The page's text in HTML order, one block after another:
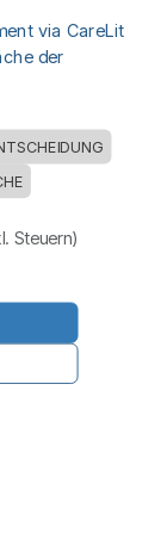
via CareLit
der
Steuern)